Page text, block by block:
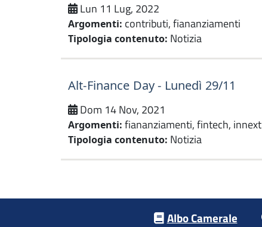
Lun 11 Lug, 2022
Argomenti: contributi, fiananziamenti
Tipologia contenuto: Notizia
Alt-Finance Day - Lunedì 29/11
Dom 14 Nov, 2021
Argomenti: fiananziamenti, fintech, innext
Tipologia contenuto: Notizia
Footer menuAlbo Camerale